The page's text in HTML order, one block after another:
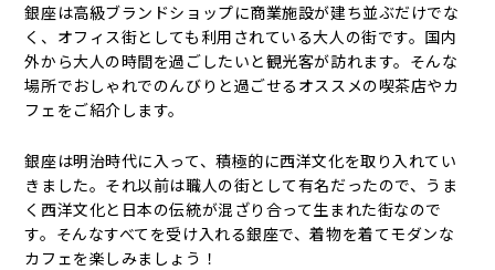
銀座は高級ブランドショップに商業施設が建ち並ぶだけでな
く、オフィス街としても利用されている大人の街です。国内
外から大人の時間を過ごしたいと観光客が訪れます。そんな
場所でおしゃれでのんびりと過ごせるオススメの喫茶店やカ
フェをご紹介します。
銀座は明治時代に入って、積極的に西洋文化を取り入れてい
きました。それ以前は職人の街として有名だったので、うま
く西洋文化と日本の伝統が混ざり合って生まれた街なので
す。そんなすべてを受け入れる銀座で、着物を着てモダンな
カフェを楽しみましょう！